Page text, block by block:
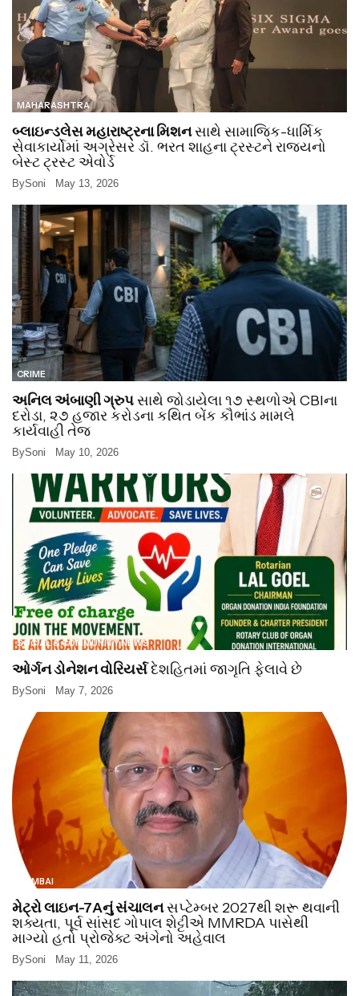
MAHARASHTRA
બ્લાઇન્ડલેસ મહારાષ્ટ્રના મિશનસાથે સામાજિક-ધાર્મિક
સેવાકાર્યોમાં અગ્રેસર ડૉ. ભરત શાહના ટ્રસ્ટને રાજ્યનો
બેસ્ટ ટ્રસ્ટ એવોર્ડ
BySoni May 13, 2026
CRIME
અનિલ અંબાણી ગ્રુપસાથે જોડાયેલા ૧૭ સ્થળોએ CBIના
દરોડા, ૨૭ હજાર કરોડના કથિત બેંક કૌભાંડ મામલે
કાર્યવાહી તેજ
BySoni May 10, 2026
SOCIAL & COMMUNITY NEWS
ઓર્ગન ડોનેશન વોરિયર્સદેશહિતમાં જાગૃતિ ફેલાવે છે
BySoni May 7, 2026
MUMBAI
મેટ્રો લાઇન-7Aનું સંચાલનસપ્ટેમ્બર 2027થી શરૂ થવાની
શક્યતા, પૂર્વ સાંસદ ગોપાલ શેટ્ટીએ MMRDA પાસેથી
માગ્યો હતો પ્રોજેક્ટ અંગેનો અહેવાલ
BySoni May 11, 2026